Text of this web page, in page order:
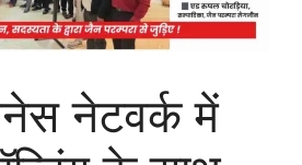
नेटवर्क में